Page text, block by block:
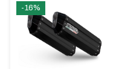
-16%